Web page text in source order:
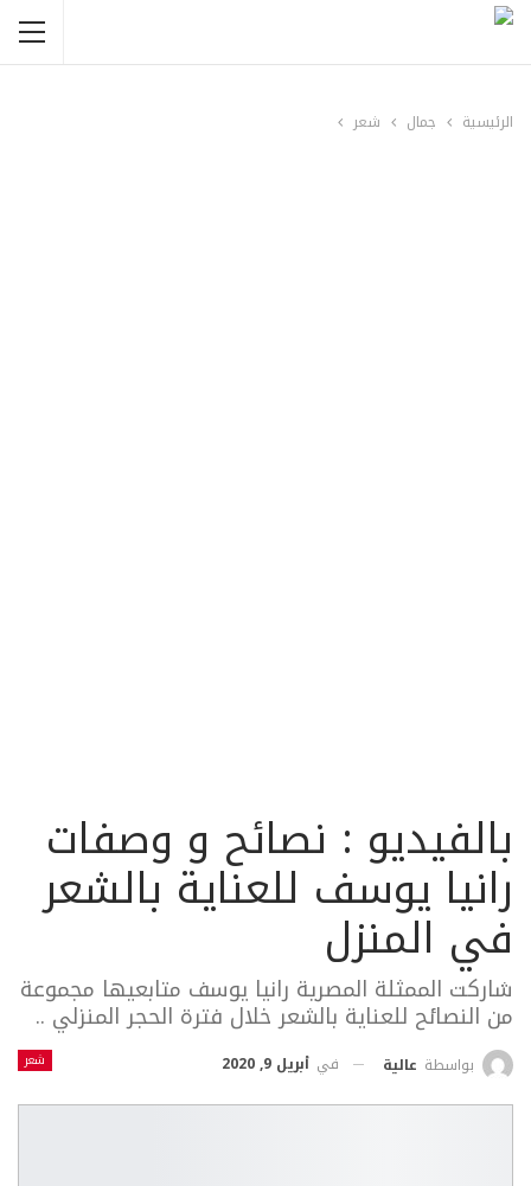
الرئيسية جمال شعر
بالفيديو : نصائح و وصفات
رانيا يوسف للعناية بالشعر
في المنزل
شاركت الممثلة المصرية رانيا يوسف متابعيها مجموعة
من النصائح للعناية بالشعر خلال فترة الحجر المنزلي ..
شعر بواسطة عالية في أبريل 9, 2020